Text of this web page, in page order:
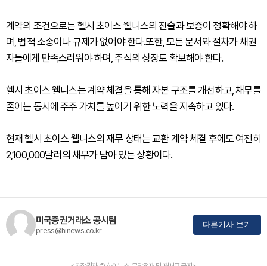
계약의 조건으로는 헬시 초이스 웰니스의 진술과 보증이 정확해야 하
며, 법적 소송이나 규제가 없어야 한다.또한, 모든 문서와 절차가 채권
자들에게 만족스러워야 하며, 주식의 상장도 확보해야 한다.
헬시 초이스 웰니스는 계약 체결을 통해 자본 구조를 개선하고, 채무를
줄이는 동시에 주주 가치를 높이기 위한 노력을 지속하고 있다.
현재 헬시 초이스 웰니스의 재무 상태는 교환 계약 체결 후에도 여전히
2,100,000달러의 채무가 남아 있는 상황이다.
미국증권거래소 공시팀
press@hinews.co.kr
다른기사 보기